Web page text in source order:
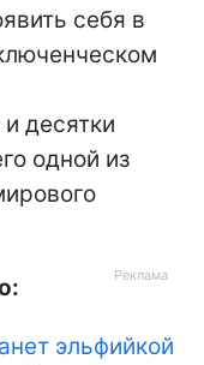
себя в
десятки
одной из
эльфийкой